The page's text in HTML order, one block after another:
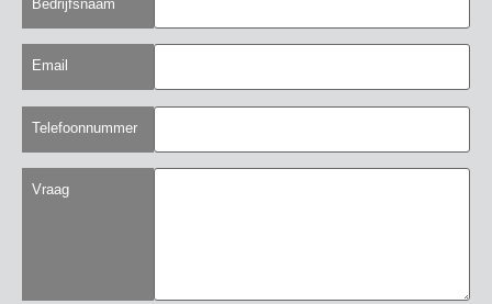
Bedrijfsnaam
Email
Telefoonnummer
Vraag